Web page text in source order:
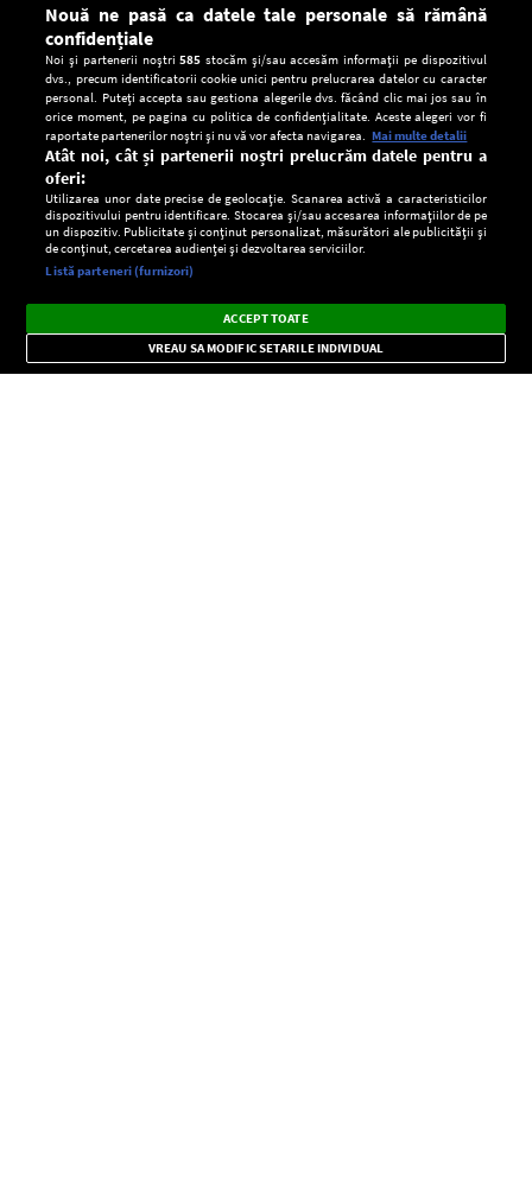
CONFIDENŢIALITATE
Setări:
Dark
Mode
Radio live, podcasturi, știri și alerte
importante.
×
Nouă ne pasă ca datele tale personale să rămână
confidențiale
Noi și partenerii noștri585 stocăm și/sau accesăm informații pe dispozitivul
dvs., precum identificatorii cookie unici pentru prelucrarea datelor cu caracter
personal. Puteți accepta sau gestiona alegerile dvs. făcând clic mai jos sau în
orice moment, pe pagina cu politica de confidențialitate. Aceste alegeri vor fi
raportate partenerilor noștri și nu vă vor afecta navigarea. Mai multe detalii
Atât noi, cât și partenerii noștri prelucrăm datele pentru a
oferi:
Utilizarea unor date precise de geolocație. Scanarea activă a caracteristicilor
dispozitivului pentru identificare. Stocarea și/sau accesarea informațiilor de pe
un dispozitiv. Publicitate și conținut personalizat, măsurători ale publicității și
de conținut, cercetarea audienței și dezvoltarea serviciilor.
Listă parteneri (furnizori)
ACCEPT TOATE
VREAU SA MODIFIC SETARILE INDIVIDUAL